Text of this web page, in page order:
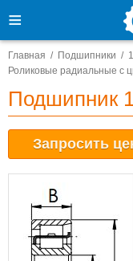
Главная Подшипники
Роликовые радиальные с
Подшипник
Запросить